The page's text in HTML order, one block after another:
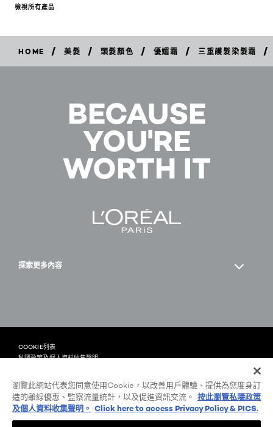
檢視所有產品
HOME / 美髮 / 頭髮顏色 / 優媚霜 / 三重護髮染髮霜 /
BECAUSE
YOU'RE
WORTH IT
探索更多內容
-zh
COOKIE列表
私隱政策及個人資料收集聲明
@ 2026 L'Oréal Paris
瀏覽此網站代表您同意使用Cookie，以改善用戶體驗、提供為您度身訂
造的離線優惠、監察流量統計，以及促進資訊交流。 按此瀏覽私隱政策
及個人資料收集聲明。 Click here to access Privacy Policy & PICS.